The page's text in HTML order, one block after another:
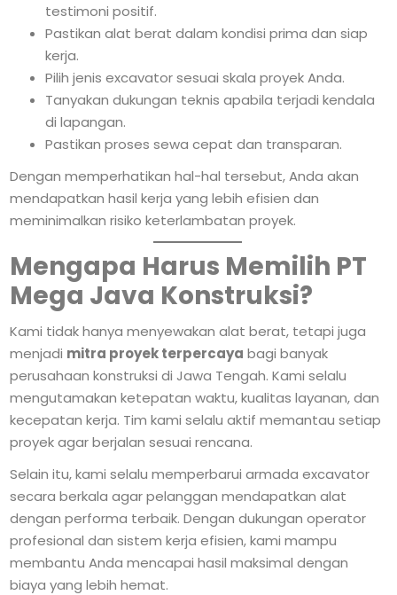
testimoni positif.
Pastikan alat berat dalam kondisi prima dan siap
kerja.
Pilih jenis excavator sesuai skala proyek Anda.
Tanyakan dukungan teknis apabila terjadi kendala
di lapangan.
Pastikan proses sewa cepat dan transparan.
Dengan memperhatikan hal-hal tersebut, Anda akan
mendapatkan hasil kerja yang lebih efisien dan
meminimalkan risiko keterlambatan proyek.
Mengapa Harus Memilih PT
Mega Java Konstruksi?
Kami tidak hanya menyewakan alat berat, tetapi juga
menjadi mitra proyek terpercaya bagi banyak
perusahaan konstruksi di Jawa Tengah. Kami selalu
mengutamakan ketepatan waktu, kualitas layanan, dan
kecepatan kerja. Tim kami selalu aktif memantau setiap
proyek agar berjalan sesuai rencana.
Selain itu, kami selalu memperbarui armada excavator
secara berkala agar pelanggan mendapatkan alat
dengan performa terbaik. Dengan dukungan operator
profesional dan sistem kerja efisien, kami mampu
membantu Anda mencapai hasil maksimal dengan
biaya yang lebih hemat.